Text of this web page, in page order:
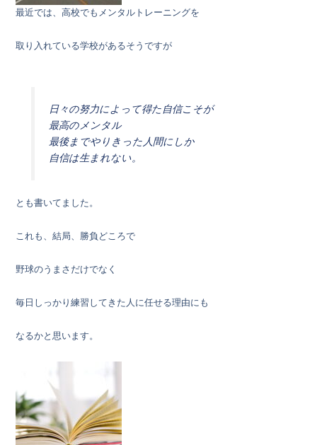
最近では、高校でもメンタルトレーニングを
取り入れている学校があるそうですが
日々の努力によって得た自信こそが
最高のメンタル
最後までやりきった人間にしか
自信は生まれない。
とも書いてました。
これも、結局、勝負どころで
野球のうまさだけでなく
毎日しっかり練習してきた人に任せる理由にも
なるかと思います。